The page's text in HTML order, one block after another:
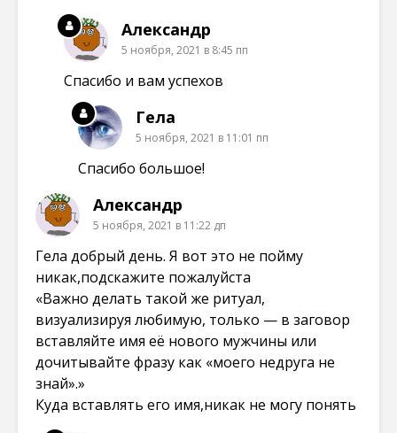
Александр
5 ноября, 2021 в 8:45 пп
Спасибо и вам успехов
Гела
5 ноября, 2021 в 11:01 пп
Спасибо большое!
Александр
5 ноября, 2021 в 11:22 дп
Гела добрый день. Я вот это не пойму
никак,подскажите пожалуйста
«Важно делать такой же ритуал,
визуализируя любимую, только — в заговор
вставляйте имя её нового мужчины или
дочитывайте фразу как «моего недруга не
знай».»
Куда вставлять его имя,никак не могу понять